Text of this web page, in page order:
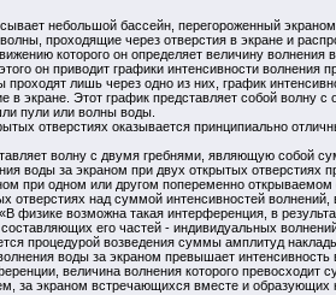
небольшой бассейн, перегороженный
проходящие через отверстия в экране и
которого он определяет величину
он приводит графики интенсивности волнения
лишь через одно из них, график
в экране. Этот график представляет собой волну
пули или волны воды.
отверстиях оказывается принципиально
волну с двумя гребнями, являющую
воды за экраном при двух открытых отверстиях
при одном или другом попеременно открываемом
отверстиях над суммой интенсивностей
возможна такая интерференция, в
его частей - индивидуальных
процедурой возведения суммы амплитуд
воды за экраном превышает
величина волнения которого превосходит
за экраном встречающихся вместе и